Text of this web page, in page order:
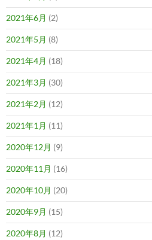
2021年6月 (2)
2021年5月 (8)
2021年4月 (18)
2021年3月 (30)
2021年2月 (12)
2021年1月 (11)
2020年12月 (9)
2020年11月 (16)
2020年10月 (20)
2020年9月 (15)
2020年8月 (12)